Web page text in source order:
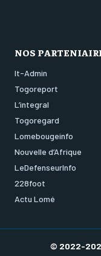
NOS
It-Admin
Togoreport
L’integral
Togoregard
Lomebougeinfo
Nouvelle d’Afrique
LeDefenseurInfo
228foot
Actu Lomé
© 2022-